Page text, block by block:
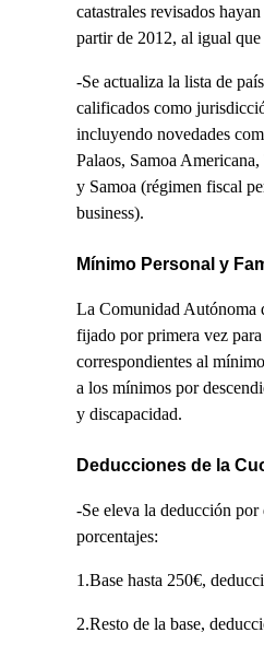
catastrales revisados
partir de 2012, al igual que
-Se actualiza la lista de
calificados como
incluyendo novedades
Palaos, Samoa
y Samoa (régimen fiscal
business).
Mínimo Personal y
La Comunidad Autónoma
fijado por primera vez
correspondientes al
a los mínimos por
y discapacidad.
Deducciones de la
-Se eleva la deducción por
porcentajes:
1.Base hasta 250€,
2.Resto de la base,